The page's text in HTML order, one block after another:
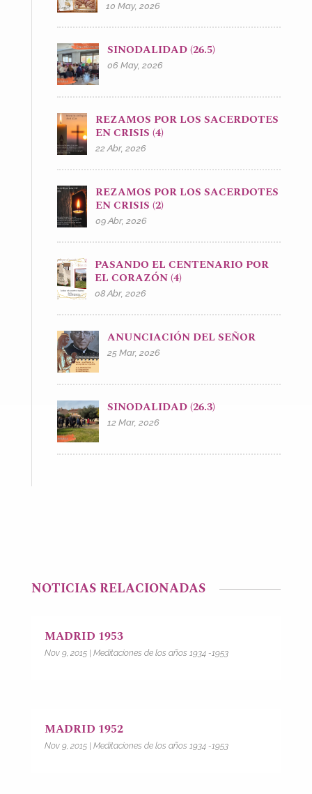
10 May, 2026
SINODALIDAD (26.5)
06 May, 2026
REZAMOS POR LOS SACERDOTES
EN CRISIS (4)
22 Abr, 2026
REZAMOS POR LOS SACERDOTES
EN CRISIS (2)
09 Abr, 2026
PASANDO EL CENTENARIO POR
EL CORAZÓN (4)
08 Abr, 2026
ANUNCIACIÓN DEL SEÑOR
25 Mar, 2026
SINODALIDAD (26.3)
12 Mar, 2026
NOTICIAS RELACIONADAS
MADRID 1953
Nov 9, 2015| Meditaciones de los años 1934 -1953
MADRID 1952
Nov 9, 2015| Meditaciones de los años 1934 -1953